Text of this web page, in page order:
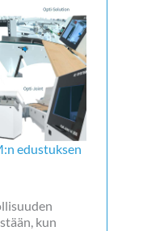
edustuksen
kun